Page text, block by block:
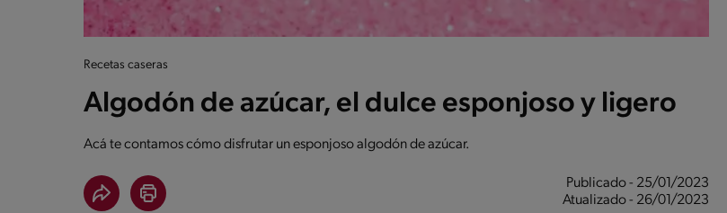
Recetas caseras
Algodón de azúcar, el dulce esponjoso y ligero
Acá te contamos cómo disfrutar un esponjoso algodón de azúcar.
Publicado - 25/01/2023
Atualizado - 26/01/2023